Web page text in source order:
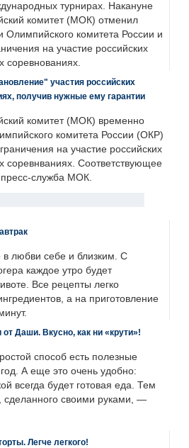
турнирах. Накануне
комитет (МОК) отменил
Олимпийского комитета России и
на участие российских
соревнованиях.
участия российских
получив нужные ему гарантии
комитет (МОК) временно
комитета России (ОКР)
на участие российских
соревнваниях. Соответствующее
пресс-служба МОК.
в любви себе и близким. С
каждое утро будет
Все рецепты легко
а на приготовление
Даши. Вкусно, как ни «крути»!
способ есть полезные
А еще это очень удобно:
всегда будет готовая еда. Тем
сделанного своими руками, —
Легче легкого!